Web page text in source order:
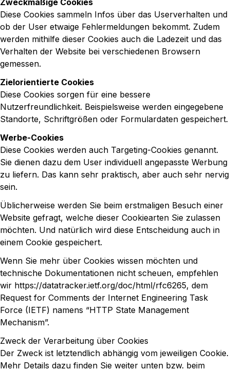
Zweckmäßige Cookies
Diese Cookies sammeln Infos über das Userverhalten und
ob der User etwaige Fehlermeldungen bekommt. Zudem
werden mithilfe dieser Cookies auch die Ladezeit und das
Verhalten der Website bei verschiedenen Browsern
gemessen.
Zielorientierte Cookies
Diese Cookies sorgen für eine bessere
Nutzerfreundlichkeit. Beispielsweise werden eingegebene
Standorte, Schriftgrößen oder Formulardaten gespeichert.
Werbe-Cookies
Diese Cookies werden auch Targeting-Cookies genannt.
Sie dienen dazu dem User individuell angepasste Werbung
zu liefern. Das kann sehr praktisch, aber auch sehr nervig
sein.
Üblicherweise werden Sie beim erstmaligen Besuch einer
Website gefragt, welche dieser Cookiearten Sie zulassen
möchten. Und natürlich wird diese Entscheidung auch in
einem Cookie gespeichert.
Wenn Sie mehr über Cookies wissen möchten und
technische Dokumentationen nicht scheuen, empfehlen
wir https://datatracker.ietf.org/doc/html/rfc6265, dem
Request for Comments der Internet Engineering Task
Force (IETF) namens “HTTP State Management
Mechanism”.
Zweck der Verarbeitung über Cookies
Der Zweck ist letztendlich abhängig vom jeweiligen Cookie.
Mehr Details dazu finden Sie weiter unten bzw. beim